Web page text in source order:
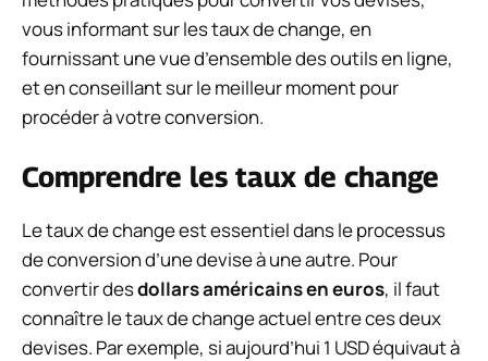
vous informant sur les taux de change, en
fournissant une vue d’ensemble des outils en ligne,
et en conseillant sur le meilleur moment pour
procéder à votre conversion.
Comprendre les taux de change
Le taux de change est essentiel dans le processus
de conversion d’une devise à une autre. Pour
convertir desdollars américains en euros, il faut
connaître le taux de change actuel entre ces deux
devises. Par exemple, si aujourd’hui 1 USD équivaut à